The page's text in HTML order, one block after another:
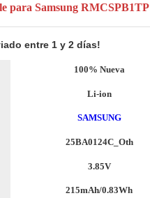
para Samsung
entre 1 y 2 días!
100% Nueva
Li-ion
SAMSUNG
25BA0124C_Oth
3.85V
215mAh/0.83Wh